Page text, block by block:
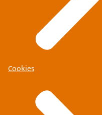
Cookies